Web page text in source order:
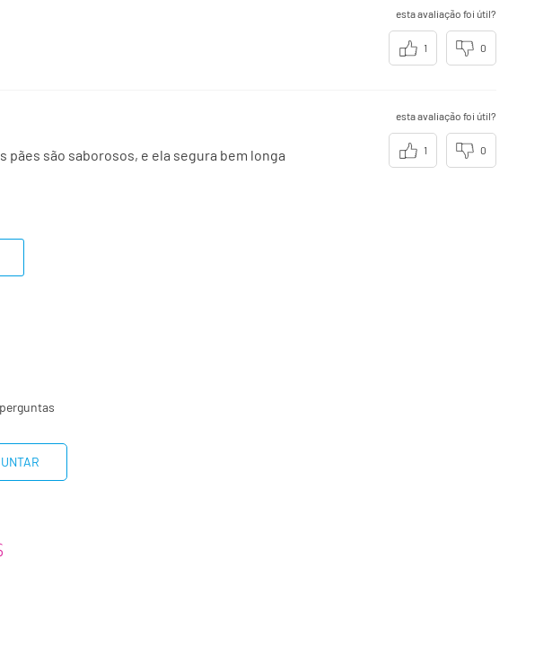
esta avaliação foi útil?
1 0
pães são saborosos, e ela segura bem longa
esta avaliação foi útil?
1 0